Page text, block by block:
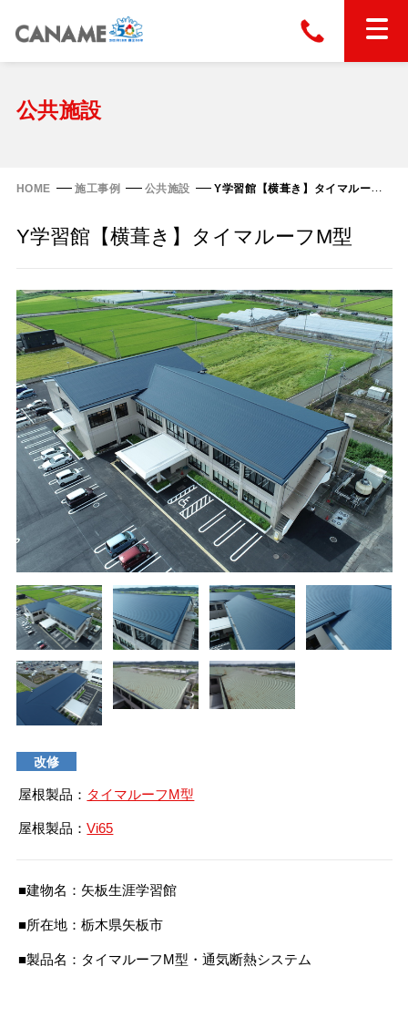
ホーム
縦葺き屋根
富士ライン55
フリーハットⅡ型
FHR-2000
フラットライン
エコウェーブ
カナディー
タイマルーフ M型
タイマルーフ F25
タイマルーフ T型
カナメ一文字葺き
金属瓦
カナメルーフ
洋瓦王(ヨウガオウ)
通気断熱工法
Vi65
Vi65 PLUS
Vi75・Vi125
Viカバー50
換気棟システム
換気棟システム
デザイン軒樋
カナメシャープ樋
屋根の改修
施工事例
技術情報
ダウンロード
お問い合わせ
公共施設
HOME 施工事例 公共施設 Y学習館【横葺き】タイマルーフM型
Y学習館【横葺き】タイマルーフM型
改修
屋根製品： タイマルーフM型
屋根製品：Vi65
■建物名：矢板生涯学習館
■所在地：栃木県矢板市
■製品名：タイマルーフM型・通気断熱システム